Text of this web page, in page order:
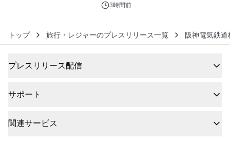
3時間前
トップ 旅行・レジャーのプレスリリース一覧 阪神電気鉄道
プレスリリース配信
サポート
関連サービス